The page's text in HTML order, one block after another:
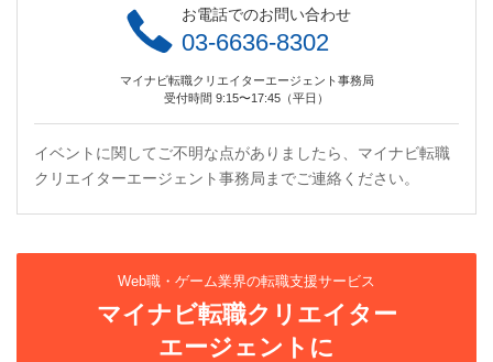
お電話でのお問い合わせ
03-6636-8302
マイナビ転職クリエイターエージェント事務局
受付時間 9:15〜17:45（平日）
イベントに関してご不明な点がありましたら、マイナビ転職
クリエイターエージェント事務局までご連絡ください。
Web職・ゲーム業界の転職支援サービス
マイナビ転職クリエイター
エージェントに